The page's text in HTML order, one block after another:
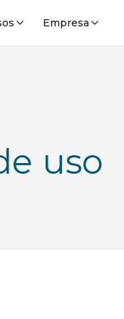
Empresa
uso